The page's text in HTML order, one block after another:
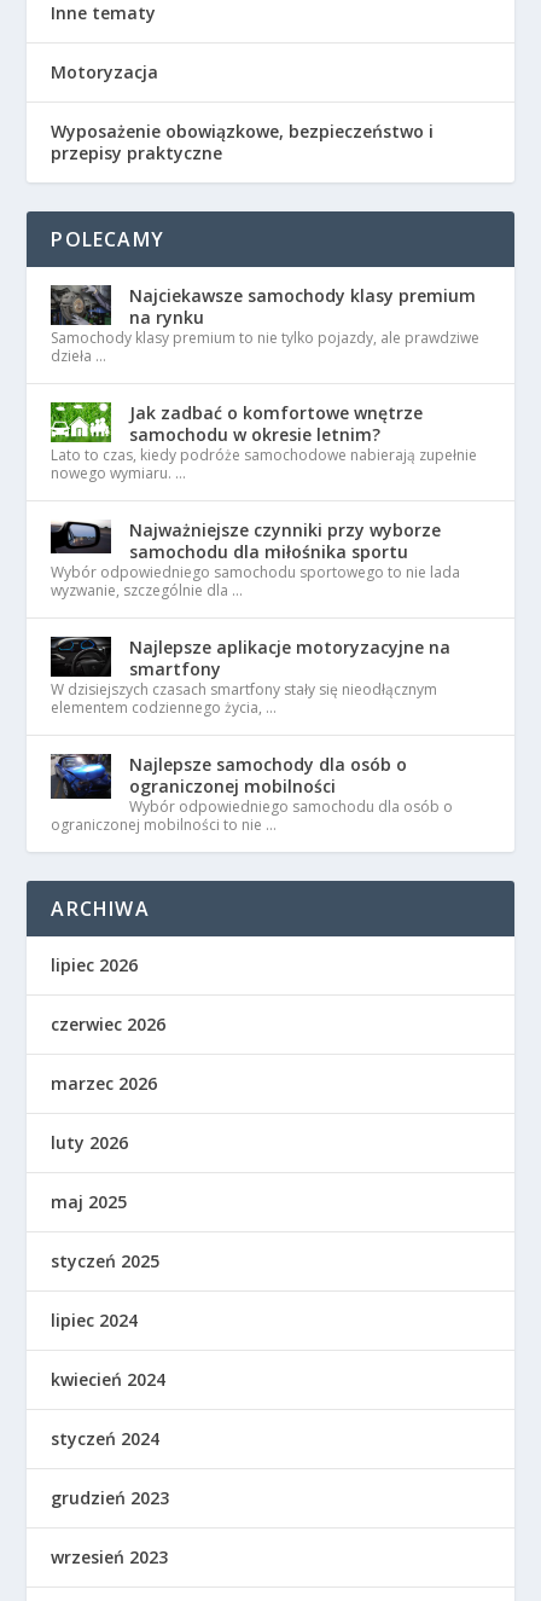
Inne tematy
Motoryzacja
Wyposażenie obowiązkowe, bezpieczeństwo i
przepisy praktyczne
POLECAMY
Najciekawsze samochody klasy premium
na rynku
Samochody klasy premium to nie tylko pojazdy, ale prawdziwe
dzieła …
Jak zadbać o komfortowe wnętrze
samochodu w okresie letnim?
Lato to czas, kiedy podróże samochodowe nabierają zupełnie
nowego wymiaru. …
Najważniejsze czynniki przy wyborze
samochodu dla miłośnika sportu
Wybór odpowiedniego samochodu sportowego to nie lada
wyzwanie, szczególnie dla …
Najlepsze aplikacje motoryzacyjne na
smartfony
W dzisiejszych czasach smartfony stały się nieodłącznym
elementem codziennego życia, …
Najlepsze samochody dla osób o
ograniczonej mobilności
Wybór odpowiedniego samochodu dla osób o
ograniczonej mobilności to nie …
ARCHIWA
lipiec 2026
czerwiec 2026
marzec 2026
luty 2026
maj 2025
styczeń 2025
lipiec 2024
kwiecień 2024
styczeń 2024
grudzień 2023
wrzesień 2023